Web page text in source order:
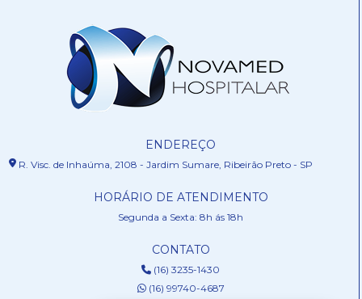
ENDEREÇO
R. Visc. de Inhaúma, 2108 - Jardim Sumare, Ribeirão Preto - SP
HORÁRIO DE ATENDIMENTO
Segunda a Sexta: 8h ás 18h
CONTATO
(16) 3235-1430
(16) 99740-4687